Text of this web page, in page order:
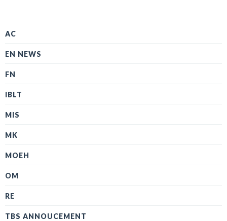
AC
EN NEWS
FN
IBLT
MIS
MK
MOEH
OM
RE
TBS ANNOUCEMENT